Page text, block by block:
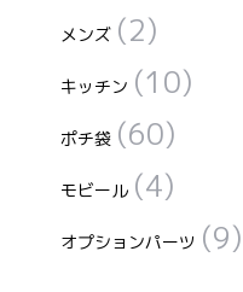
メンズ (2)
キッチン (10)
ポチ袋 (60)
モビール (4)
オプションパーツ (9)